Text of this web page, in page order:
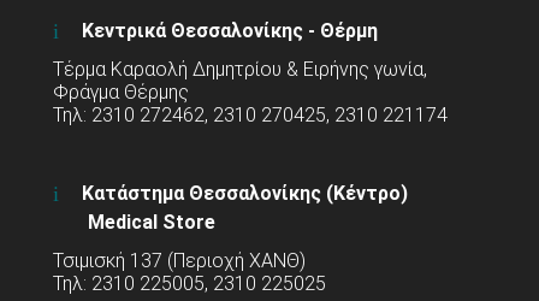
Κεντρικά Θεσσαλονίκης - Θέρμη
Τέρμα Καραολή Δημητρίου & Ειρήνης γωνία,
Φράγμα Θέρμης
Τηλ: 2310 272462, 2310 270425, 2310 221174
Κατάστημα Θεσσαλονίκης (Κέντρο)
Medical Store
Τσιμισκή 137 (Περιοχή ΧΑΝΘ)
Τηλ: 2310 225005, 2310 225025